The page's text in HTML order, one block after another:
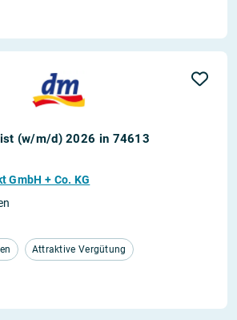
(w/m/d) 2026 in 74613
GmbH + Co. KG
Attraktive Vergütung